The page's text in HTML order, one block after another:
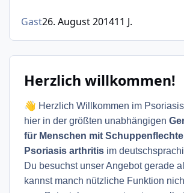
Gast26. August 201411 J.
Herzlich willkommen!
👋 Herzlich Willkommen im
hier in der größten unabhängigen
für Menschen mit
Psoriasis arthritis im
Du besuchst unser Angebot gerade
kannst manch nützliche Funktion